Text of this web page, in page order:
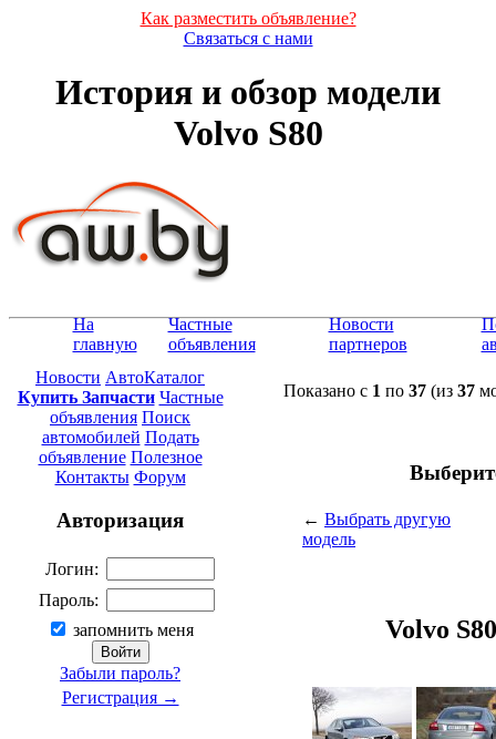
Как разместить объявление?
Связаться с нами
История и обзор модели
Volvo S80
На
главную
Частные
объявления
Новости
партнеров
Новости АвтоКаталог
Купить Запчасти Частные
объявления Поиск
автомобилей Подать
объявление Полезное
Контакты Форум
Авторизация
Логин:
Пароль:
запомнить меня
Забыли пароль?
Регистрация →
Показано с 1 по 37(из 37
← Выбрать другую
модель
Volvo